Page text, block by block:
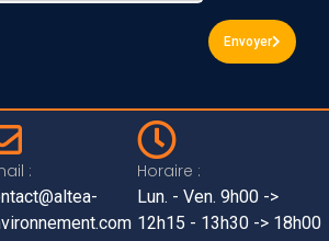
Envoyer
: Horaire :
Lun. - Ven. 9h00 ->
12h15 - 13h30 -> 18h00​